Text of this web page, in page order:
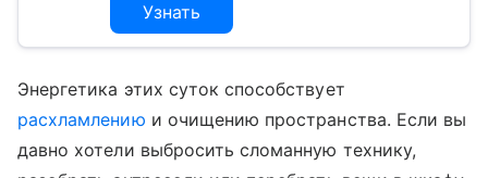
Узнать
Энергетика этих суток способствует
расхламлению и очищению пространства. Если вы
давно хотели выбросить сломанную технику,